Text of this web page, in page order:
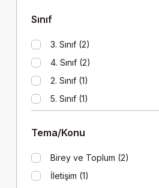
Sınıf
3. Sınıf (2)
4. Sınıf (2)
2. Sınıf (1)
5. Sınıf (1)
Tema/Konu
Birey ve Toplum (2)
İletişim (1)